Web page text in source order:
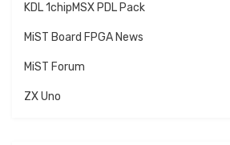
KDL 1chipMSX PDL Pack
MiST Board FPGA News
MiST Forum
ZX Uno